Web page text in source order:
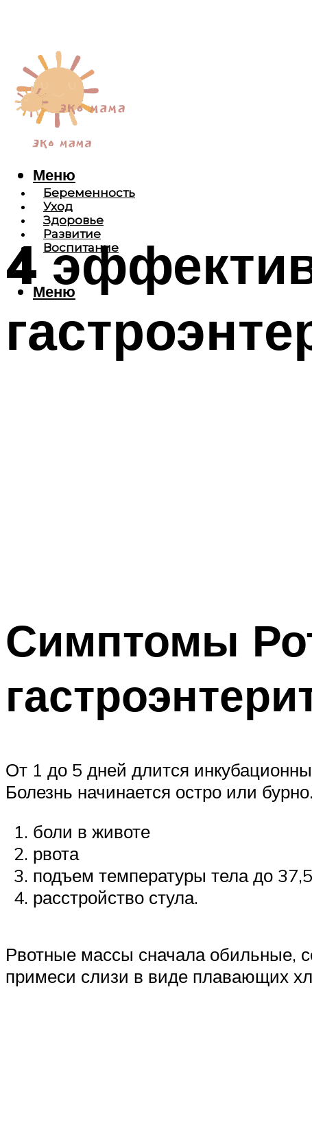
Беременность
Уход
Здоровье
Развитие
Воспитание
Меню
Меню
4
Симптомы
От 1 до 5 дней длится
Болезнь начинается остро или
боли в животе
рвота
подъем температуры тела до
расстройство стула.
Рвотные массы сначала обильные,
примеси слизи в виде плавающих